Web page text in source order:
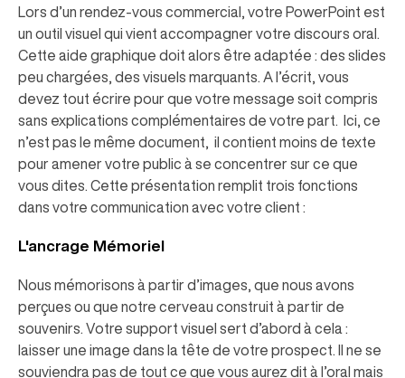
Lors d’un rendez-vous commercial, votre PowerPoint est
un outil visuel qui vient accompagner votre discours oral.
Cette aide graphique doit alors être adaptée : des slides
peu chargées, des visuels marquants. A l’écrit, vous
devez tout écrire pour que votre message soit compris
sans explications complémentaires de votre part. Ici, ce
n’est pas le même document, il contient moins de texte
pour amener votre public à se concentrer sur ce que
vous dites. Cette présentation remplit trois fonctions
dans votre communication avec votre client :
L'ancrage Mémoriel
Nous mémorisons à partir d’images, que nous avons
perçues ou que notre cerveau construit à partir de
souvenirs. Votre support visuel sert d’abord à cela :
laisser une image dans la tête de votre prospect. Il ne se
souviendra pas de tout ce que vous aurez dit à l’oral mais